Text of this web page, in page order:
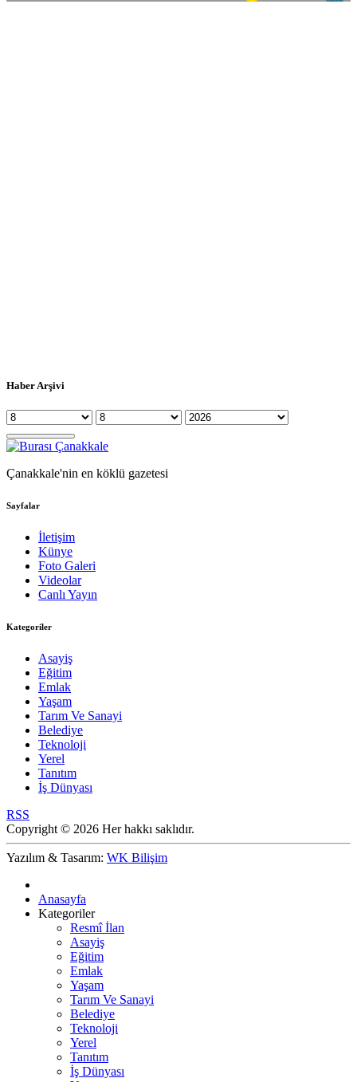
Haber Arşivi
Çanakkale'nin en köklü gazetesi
Sayfalar
İletişim
Künye
Foto Galeri
Videolar
Canlı Yayın
Kategoriler
Asayiş
Eğitim
Emlak
Yaşam
Tarım Ve Sanayi
Belediye
Teknoloji
Yerel
Tanıtım
İş Dünyası
RSS
Copyright © 2026 Her hakkı saklıdır.
Yazılım & Tasarım: WK Bilişim
Anasayfa
Kategoriler
Resmî İlan
Asayiş
Eğitim
Emlak
Yaşam
Tarım Ve Sanayi
Belediye
Teknoloji
Yerel
Tanıtım
İş Dünyası